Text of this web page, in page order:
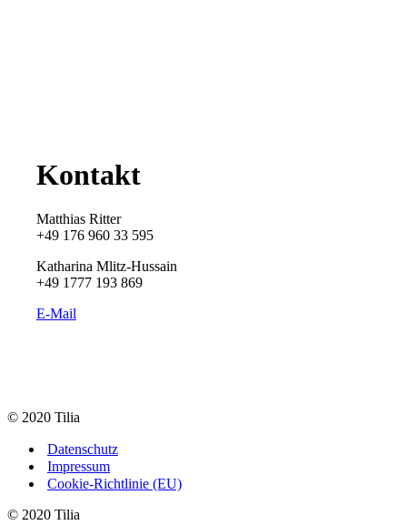
Kontakt
Matthias Ritter
+49 176 960 33 595
Katharina Mlitz-Hussain
+49 1777 193 869
E-Mail
© 2020 Tilia
Datenschutz
Impressum
Cookie-Richtlinie (EU)
© 2020 Tilia